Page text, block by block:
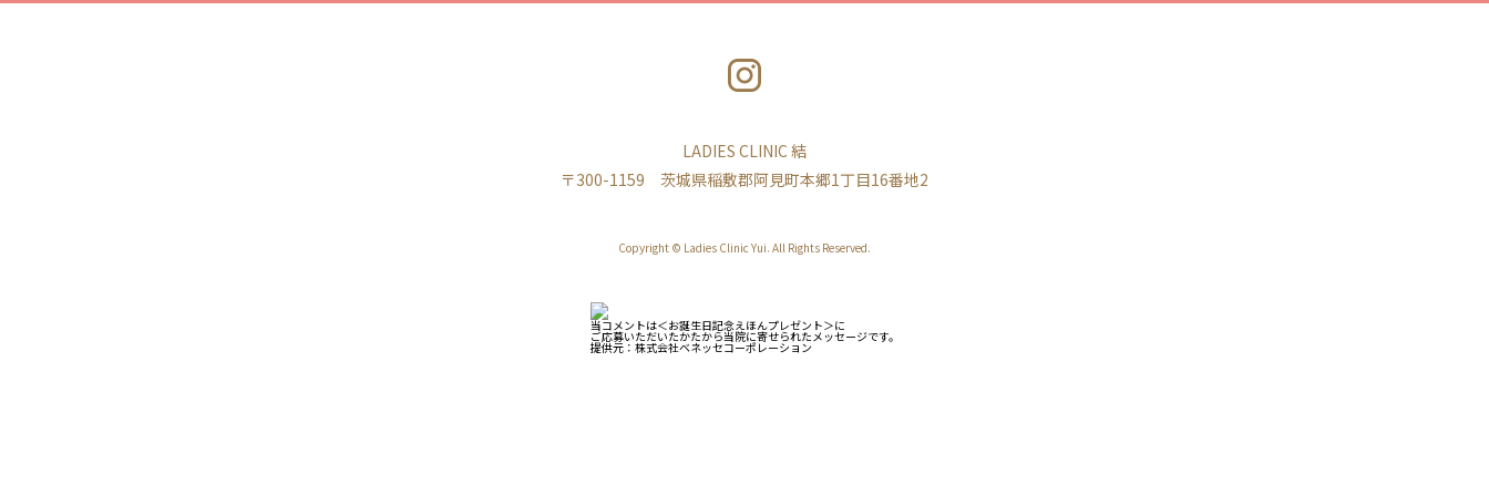
LADIES CLINIC 結
〒300-1159 茨城県稲敷郡阿見町本郷1丁目16番地2
Copyright © Ladies Clinic Yui. All Rights Reserved.
当コメントは＜お誕生日記念えほんプレゼント＞に
ご応募いただいたかたから当院に寄せられたメッセージです。
提供元：株式会社ベネッセコーポレーション